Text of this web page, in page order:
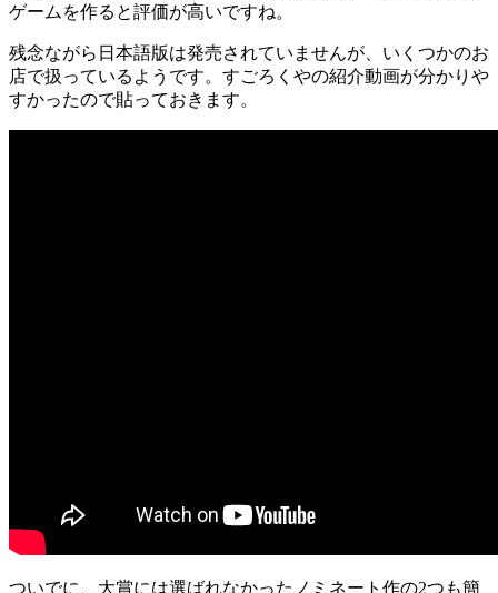
ゲームを作ると評価が高いですね。
残念ながら日本語版は発売されていませんが、いくつかのお
店で扱っているようです。すごろくやの紹介動画が分かりや
すかったので貼っておきます。
ついでに、大賞には選ばれなかったノミネート作の2つも簡